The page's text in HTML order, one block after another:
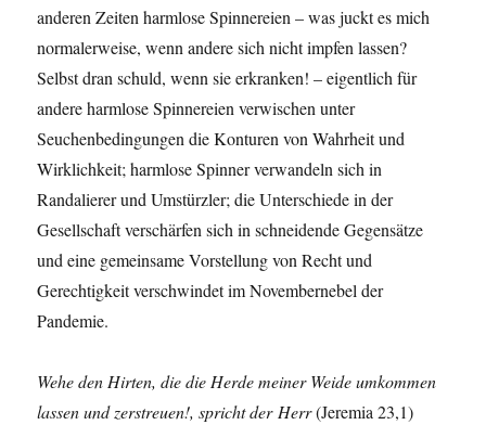
anderen Zeiten harmlose Spinnereien – was juckt es mich
normalerweise, wenn andere sich nicht impfen lassen?
Selbst dran schuld, wenn sie erkranken! – eigentlich für
andere harmlose Spinnereien verwischen unter
Seuchenbedingungen die Konturen von Wahrheit und
Wirklichkeit; harmlose Spinner verwandeln sich in
Randalierer und Umstürzler; die Unterschiede in der
Gesellschaft verschärfen sich in schneidende Gegensätze
und eine gemeinsame Vorstellung von Recht und
Gerechtigkeit verschwindet im Novembernebel der
Pandemie.
Wehe den Hirten, die die Herde meiner Weide umkommen
lassen und zerstreuen!, spricht derHerr(Jeremia 23,1)